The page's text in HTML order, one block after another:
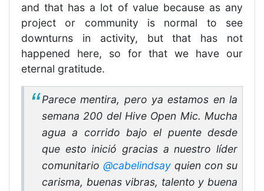
and that has a lot of value because as any
project or community is normal to see
downturns in activity, but that has not
happened here, so for that we have our
eternal gratitude.
Parece mentira, pero ya estamos en la
semana 200 del Hive Open Mic. Mucha
agua a corrido bajo el puente desde
que esto inició gracias a nuestro líder
comunitario @cabelindsay quien con su
carisma, buenas vibras, talento y buena